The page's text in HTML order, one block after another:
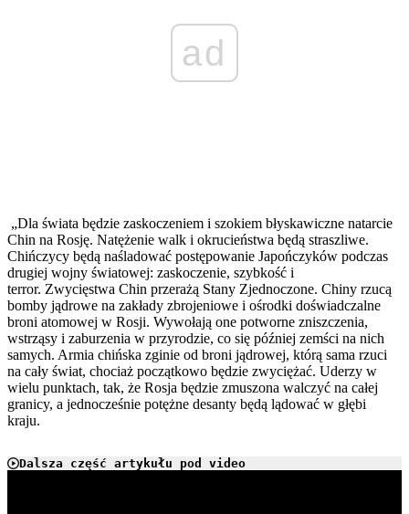
ad
„Dla świata będzie zaskoczeniem i szokiem błyskawicz­ne natarcie
Chin na Rosję. Natężenie walk i okrucieństwa będą straszliwe.
Chińczycy będą naśladować postępowanie Japończyków podczas
drugiej wojny światowej: zaskoczenie, szybkość i
terror. Zwycięstwa Chin przerażą Stany Zjednoczone. Chiny rzu­cą
bomby jądrowe na zakłady zbrojeniowe i ośrodki doświad­czalne
broni atomowej w Rosji. Wywołają one potworne zniszczenia,
wstrząsy i zaburzenia w przyrodzie, co się póź­niej zemści na nich
samych. Armia chińska zginie od broni jądrowej, którą sama rzuci
na cały świat, chociaż początkowo będzie zwyciężać. Uderzy w
wielu punktach, tak, że Rosja bę­dzie zmuszona walczyć na całej
granicy, a jednocześnie potęż­ne desanty będą lądować w głębi
kraju.
Dalsza część artykułu pod video